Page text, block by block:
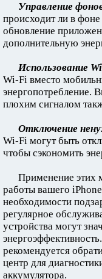
Управление
происходит ли в
обновление
дополнительную
Использование
Wi-Fi вместо
энергопотребление.
плохим сигналом
Отключение
Wi-Fi могут быть
чтобы сэкономить
Применение этих
работы вашего
необходимости
регулярное
устройства могут
рекомендуется
центр для
аккумулятора.